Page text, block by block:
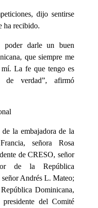
dijo sentirse
ha recibido.
poder darle un buen
que siempre me
La fe que tengo es
verdad”, afirmó
la embajadora de la
señora Rosa
de CRESO, señor
de la República
Andrés L. Mateo;
Dominicana,
del Comité